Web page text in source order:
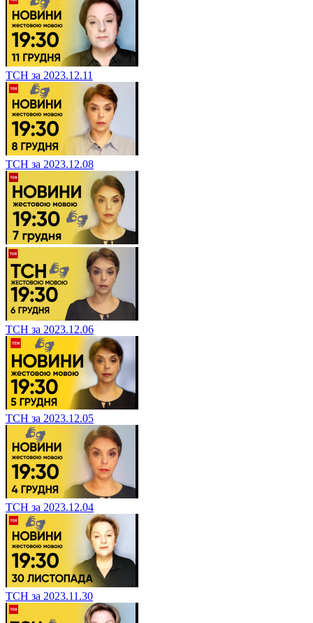
ТСН за 2023.12.11
ТСН за 2023.12.08
ТСН за 2023.12.06
ТСН за 2023.12.05
ТСН за 2023.12.04
ТСН за 2023.11.30